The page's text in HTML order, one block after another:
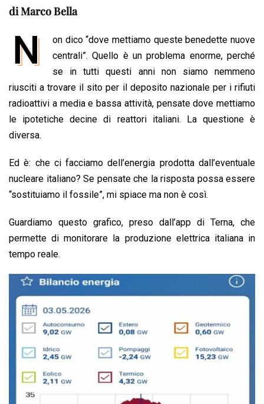
c
o
k
a
s
A
p
p
e
I
n
a
d
s
l
L
i
n
k
t
di Marco Bella
N
on dico “dove mettiamo queste benedette nuove
centrali”. Quello è un problema enorme, perché
se in tutti questi anni non siamo nemmeno
riusciti a trovare il sito per il deposito nazionale per i rifiuti
radioattivi a media e bassa attività, pensate dove mettiamo
le ipotetiche decine di reattori italiani. La questione è
diversa.
Ed è: che ci facciamo dell’energia prodotta dall’eventuale
nucleare italiano? Se pensate che la risposta possa essere
“sostituiamo il fossile”, mi spiace ma non è così.
Guardiamo questo grafico, preso dall’app di Terna, che
permette di monitorare la produzione elettrica italiana in
tempo reale.